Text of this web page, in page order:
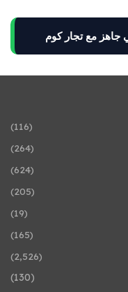
جاهز مع تجار كوم
(116)
(264)
(624)
(205)
(19)
(165)
(2٬526)
(130)